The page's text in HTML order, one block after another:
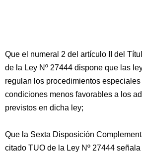
Que el numeral 2 del artículo II del
de la Ley Nº 27444 dispone que las
regulan los procedimientos
condiciones menos favorables a los
previstos en dicha ley;
Que la Sexta Disposición
citado TUO de la Ley Nº 27444